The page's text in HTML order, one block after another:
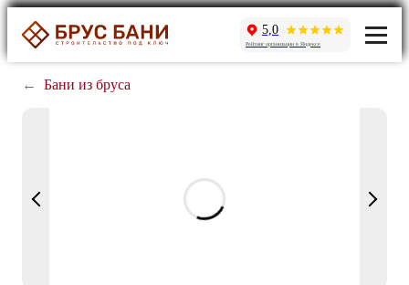
5,0
Рейтинг организации в Яндексе
← Бани из бруса